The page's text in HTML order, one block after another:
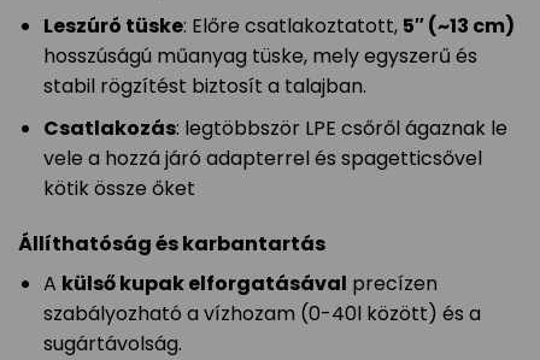
Leszúró tüske: Előre csatlakoztatott, 5″ (~13 cm)
hosszúságú műanyag tüske, mely egyszerű és
stabil rögzítést biztosít a talajban.
Csatlakozás: legtöbbször LPE csőről ágaznak le
vele a hozzá járó adapterrel és spagetticsővel
kötik össze őket
Állíthatóság és karbantartás
A külső kupak elforgatásával precízen
szabályozható a vízhozam (0-40l között) és a
sugártávolság.